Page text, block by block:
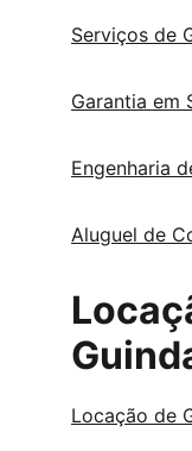
Serviços de
Garantia em
Engenharia
Aluguel de
Locação de